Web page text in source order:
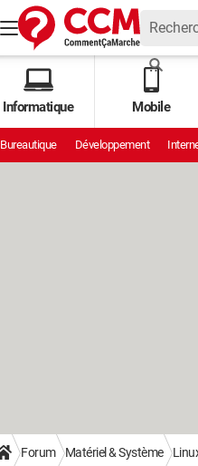
Informatique Mobile
Bureautique Développement
Forum Matériel & Système